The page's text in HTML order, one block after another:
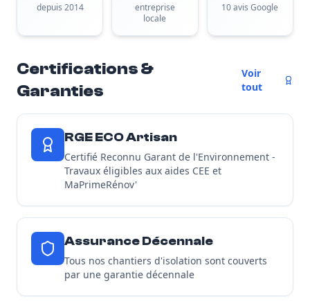
depuis 2014
entreprise
locale
10 avis Google
Certifications &
Garanties
Voir
tout
RGE ECO Artisan
Certifié Reconnu Garant de l'Environnement -
Travaux éligibles aux aides CEE et
MaPrimeRénov'
Assurance Décennale
Tous nos chantiers d'isolation sont couverts
par une garantie décennale